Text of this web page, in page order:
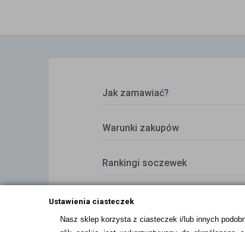
Ustawienia ciasteczek
Nasz sklep korzysta z ciasteczek i/lub innych
Jak zamawiać?
Warunki zakupów
Rankingi soczewek
Zwrot (odstąpienie od umowy)